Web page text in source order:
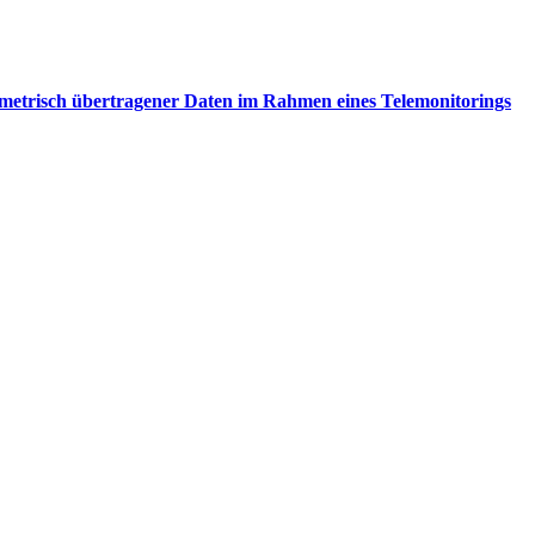
übertragener Daten im Rahmen eines Telemonitorings